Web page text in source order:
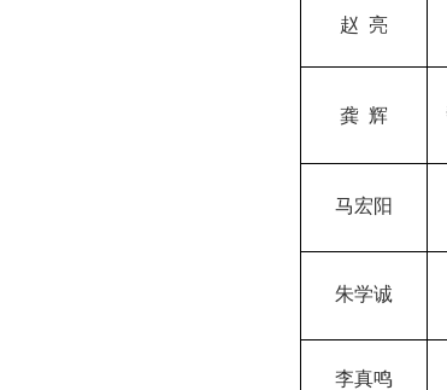
赵 亮
龚 辉
马宏阳
朱学诚
李真鸣